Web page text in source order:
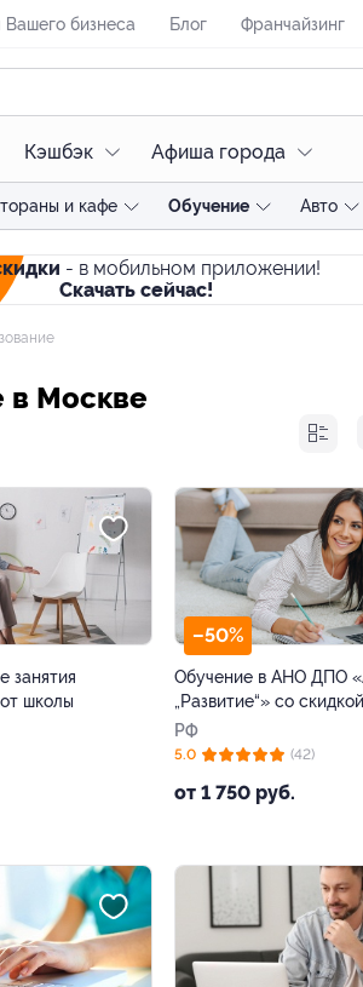
Вашего бизнеса Блог Франчайзинг
Кэшбэк Афиша города
и кафе Обучение Авто
- в мобильном приложении!
Скачать сейчас!
в Москве
занятия
школы
–50%
Обучение в АНО ДПО
„Развитие“» со скидкой
РФ
от 1 750 руб.
5.0 (42)